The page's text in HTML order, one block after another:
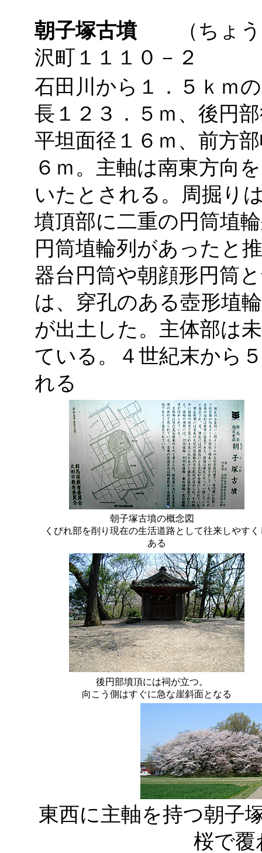
朝子塚古墳（ちょう
沢町１１１０－２
石田川から１．５ｋｍ
長１２３．５ｍ、後円
平坦面径１６ｍ、前方
６ｍ。主軸は南東方向
いたとされる。周掘り
墳頂部に二重の円筒埴
円筒埴輪列があったと
器台円筒や朝顔形円筒
は、穿孔のある壺形埴
が出土した。主体部は
ている。４世紀末から
れる
朝子塚古墳の概念図
くびれ部を削り現在の生活道路として往来しやすく
ある
後円部墳頂には祠が立つ。
向こう側はすぐに急な崖斜面となる
東西に主軸を持つ朝子
桜で覆